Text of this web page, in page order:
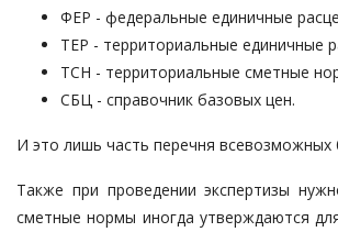
ФЕР - федеральные единичные
ТЕР - территориальные единичные
ТСН - территориальные сметные
СБЦ - справочник базовых цен.
И это лишь часть перечня всевозможных
Также при проведении экспертизы
сметные нормы иногда утверждаются